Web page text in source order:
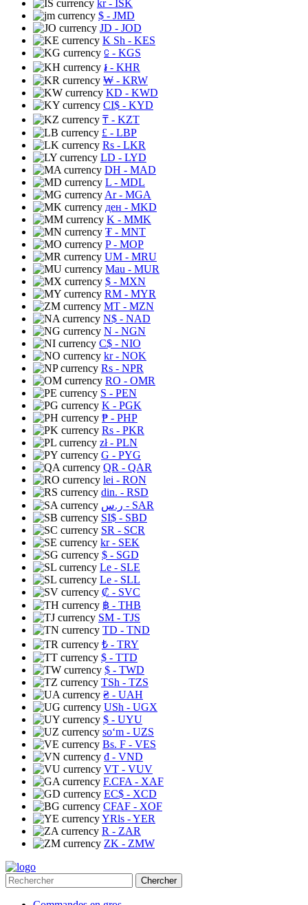
kr- ISK
$ - JMD
JD - JOD
K Sh - KES
⃀ - KGS
៛ - KHR
₩ - KRW
KD - KWD
CI$ - KYD
₸ - KZT
£ - LBP
Rs - LKR
LD - LYD
DH - MAD
L - MDL
Ar- MGA
ден - MKD
K - MMK
₮ - MNT
P- MOP
UM - MRU
Mau - MUR
$ - MXN
RM - MYR
MT - MZN
N$ - NAD
N - NGN
C$ - NIO
kr- NOK
Rs - NPR
RO - OMR
S - PEN
K - PGK
₱ - PHP
Rs - PKR
zł- PLN
G - PYG
QR - QAR
lei - RON
din. - RSD
ر.س - SAR
SI$ - SBD
SR - SCR
kr- SEK
$ - SGD
Le - SLE
Le - SLL
₡ - SVC
฿ - THB
ЅМ - TJS
TD - TND
₺ - TRY
$ - TTD
$ - TWD
TSh - TZS
₴ - UAH
USh - UGX
$ - UYU
soʻm - UZS
Bs. F - VES
₫ - VND
VT - VUV
F.CFA - XAF
EC$ - XCD
CFAF - XOF
YRls - YER
R - ZAR
ZK - ZMW
Chercher